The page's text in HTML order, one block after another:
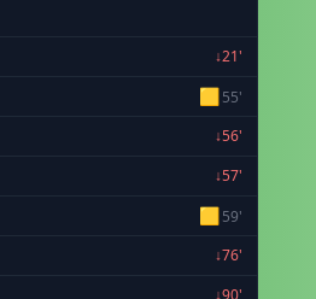
↓21'
🟨55'
↓56'
↓57'
🟨59'
↓76'
↓90'